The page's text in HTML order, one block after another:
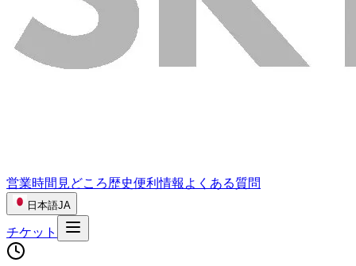
営業時間 見どころ歴史便利情報 よくある質問
日本語JA
チケット